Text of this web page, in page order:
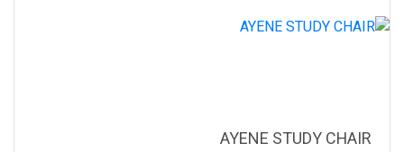
AYENE STUDY CHAIR